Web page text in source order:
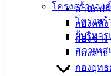
สำนักป
กองคลัง
กองช่าง
กองสา
กองยุท
โครงสร้างอง
โครงสร้
ผู้บริหา
สภาเทศ
เทศบาลเมือง